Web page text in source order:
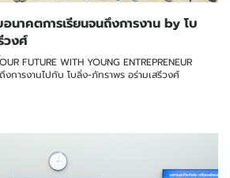
าคตการเรียนจนถึงการงาน by โบ
วงศ์
FUTURE WITH YOUNG ENTREPRENEUR
การงานไปกับ โบลิ่ง-ภัทราพร อร่ามเสรีวงศ์